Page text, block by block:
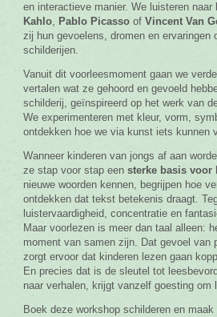
en interactieve manier. We luisteren naar
Kahlo, Pablo Picasso of Vincent Van
zij hun gevoelens, dromen en ervaringen
schilderijen.
Vanuit dit voorleesmoment gaan we
vertalen wat ze gehoord en gevoeld
schilderij, geïnspireerd op het werk van
We experimenteren met kleur, vorm,
ontdekken hoe we via kunst iets kunnen
Wanneer kinderen van jongs af aan
ze stap voor stap een sterke basis voor
nieuwe woorden kennen, begrijpen hoe
ontdekken dat tekst betekenis draagt.
luistervaardigheid, concentratie en
Maar voorlezen is meer dan taal alleen:
moment van samen zijn. Dat gevoel van
zorgt ervoor dat kinderen lezen gaan
En precies dat is de sleutel tot
naar verhalen, krijgt vanzelf goesting om
Boek deze workshop schilderen en